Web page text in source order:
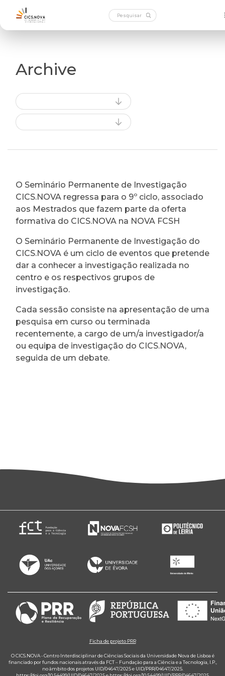
Archive
O Seminário Permanente de Investigação
CICS.NOVA regressa para o 9º ciclo, associado
aos Mestrados que fazem parte da oferta
formativa do CICS.NOVA na NOVA FCSH
O Seminário Permanente de Investigação do
CICS.NOVA é um ciclo de eventos que pretende
dar a conhecer a investigação realizada no
centro e os respectivos grupos de
investigação.
Cada sessão consiste na apresentação de uma
pesquisa em curso ou terminada
recentemente, a cargo de um/a investigador/a
ou equipa de investigação do CICS.NOVA,
seguida de um debate.
Ficha de projeto PRR
O CICS.NOVA - Centro Interdisciplinar de Ciências Sociais da Universidade Nova de Lisboa é
financiado por fundos nacionais através da FCT – Fundação para a Ciência e a Tecnologia, I.P.,
no âmbito dos projetos UID/04647/2025 e UID/PRR/04647/2025.